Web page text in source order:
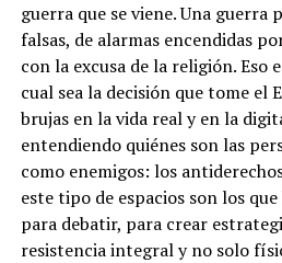
guerra que se viene. Una guerra
falsas, de alarmas encendidas
con la excusa de la religión. Eso
cual sea la decisión que tome el
brujas en la vida real y en la
entendiendo quiénes son las
como enemigos: los
este tipo de espacios son los
para debatir, para crear
resistencia integral y no solo